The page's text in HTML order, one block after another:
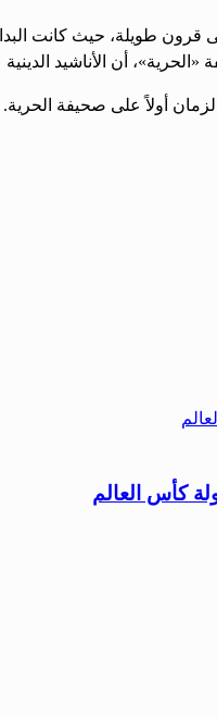
قرون طويلة، حيث كانت
أن الأناشيد
أولاً على صحيفة الحرية.
كأس العالم